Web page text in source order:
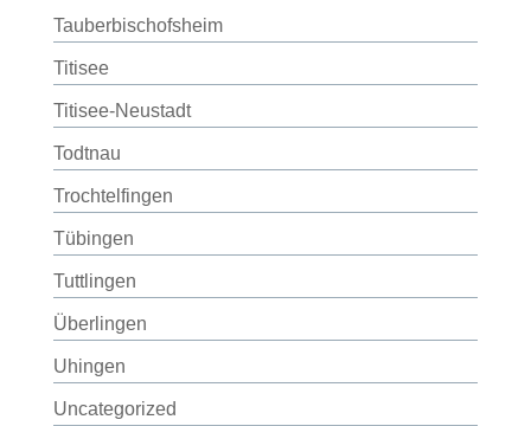
Tauberbischofsheim
Titisee
Titisee-Neustadt
Todtnau
Trochtelfingen
Tübingen
Tuttlingen
Überlingen
Uhingen
Uncategorized